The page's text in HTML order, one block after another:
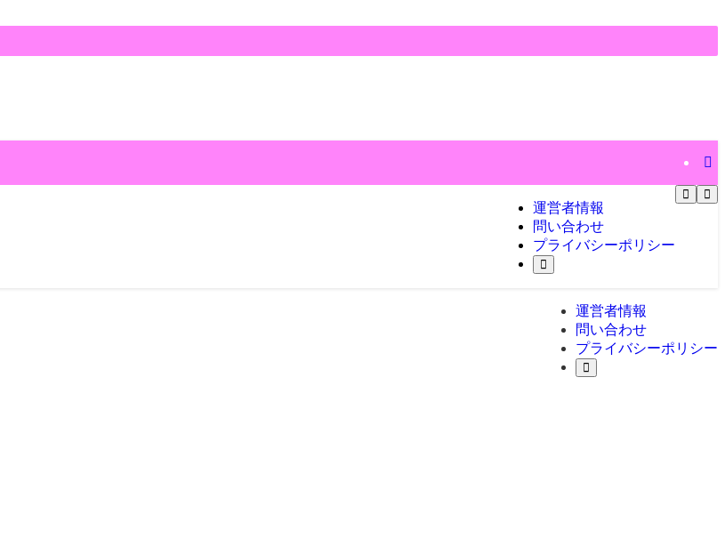
運営者情報
問い合わせ
プライバシーポリシー
運営者情報
問い合わせ
プライバシーポリシー